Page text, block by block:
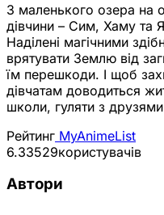
З маленького озера на
дівчини – Сим, Хаму та
Наділені магічними
врятувати Землю від
їм перешкоди. І щоб
дівчатам доводиться
школи, гуляти з друзями
Рейтинг MyAnimeList
6.33529користувачів
Автори